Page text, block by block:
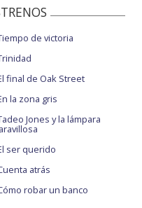
de victoria
final de Oak Street
la zona gris
Jones y la lámpara
ser querido
atrás
robar un banco